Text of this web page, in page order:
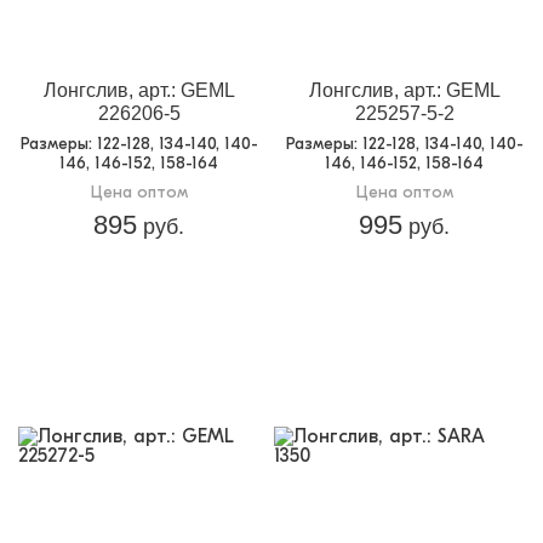
Лонгслив, арт.: GEML
226206-5
Размеры: 122-128, 134-140, 140-
146, 146-152, 158-164
Цена оптом
895 руб.
Лонгслив, арт.: GEML
225257-5-2
Размеры: 122-128, 134-140, 140-
146, 146-152, 158-164
Цена оптом
995 руб.